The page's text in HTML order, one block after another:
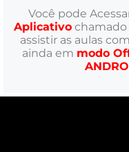
Você pode
Aplicativo chamado
assistir as aulas
ainda em modo